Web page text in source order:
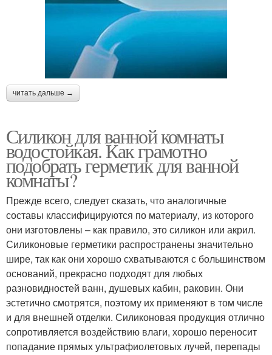
читать дальше →
Силикон для ванной комнаты
водостойкая. Как грамотно
подобрать герметик для ванной
комнаты?
Прежде всего, следует сказать, что аналогичные
составы классифицируются по материалу, из которого
они изготовлены – как правило, это силикон или акрил.
Силиконовые герметики распространены значительно
шире, так как они хорошо схватываются с большинством
оснований, прекрасно подходят для любых
разновидностей ванн, душевых кабин, раковин. Они
эстетично смотрятся, поэтому их применяют в том числе
и для внешней отделки. Силиконовая продукция отлично
сопротивляется воздействию влаги, хорошо переносит
попадание прямых ультрафиолетовых лучей, перепады